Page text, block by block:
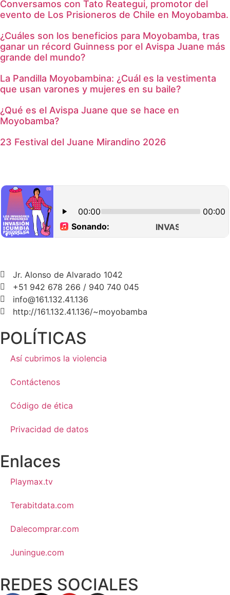
Conversamos con Tato Reategui, promotor del
evento de Los Prisioneros de Chile en Moyobamba.
¿Cuáles son los beneficios para Moyobamba, tras
ganar un récord Guinness por el Avispa Juane más
grande del mundo?
La Pandilla Moyobambina: ¿Cuál es la vestimenta
que usan varones y mujeres en su baile?
¿Qué es el Avispa Juane que se hace en
Moyobamba?
23 Festival del Juane Mirandino 2026
Jr. Alonso de Alvarado 1042
+51 942 678 266 / 940 740 045
info@161.132.41.136
http://161.132.41.136/~moyobamba
POLÍTICAS
Así cubrimos la violencia
Contáctenos
Código de ética
Privacidad de datos
Enlaces
Playmax.tv
Terabitdata.com
Dalecomprar.com
Juningue.com
REDES SOCIALES